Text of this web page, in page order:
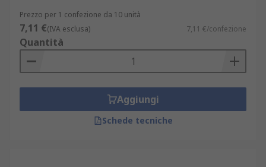
Prezzo per 1 confezione da 10 unità
7,11 €(IVA esclusa) 7,11 €/confezione
Quantità
Aggiungi
Schede tecniche